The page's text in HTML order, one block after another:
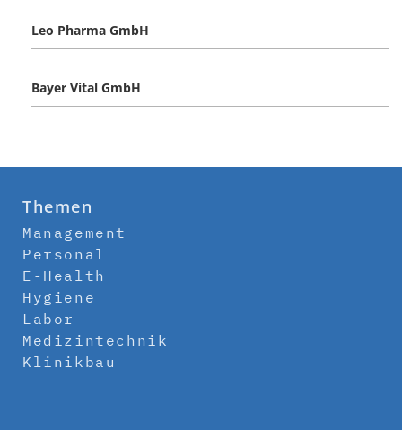
Leo Pharma GmbH
Bayer Vital GmbH
Themen
Management
Personal
E-Health
Hygiene
Labor
Medizintechnik
Klinikbau